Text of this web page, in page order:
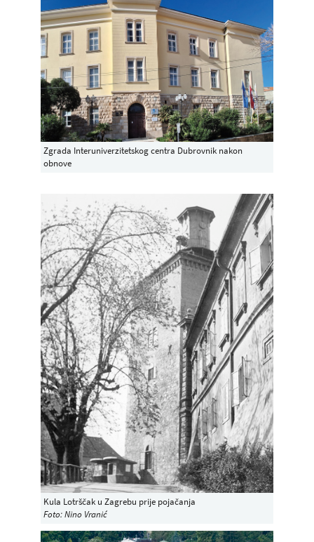
Zgrada Interuniverzitetskog centra Dubrovnik nakon
obnove
Kula Lotrščak u Zagrebu prije pojačanja
Foto: Nino Vranić